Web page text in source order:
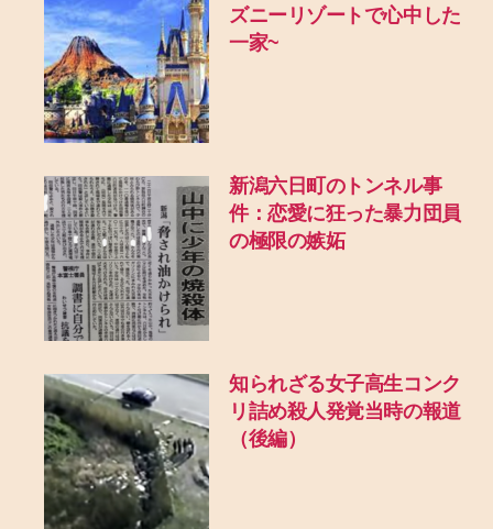
ズニーリゾートで心中した
一家~
新潟六日町のトンネル事
件：恋愛に狂った暴力団員
の極限の嫉妬
知られざる女子高生コンク
リ詰め殺人発覚当時の報道
（後編）